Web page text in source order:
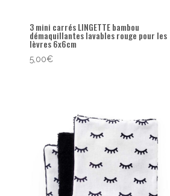
3 mini carrés LINGETTE bambou
démaquillantes lavables rouge pour les
lèvres 6x6cm
5,00€